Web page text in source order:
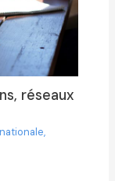
réseaux
,